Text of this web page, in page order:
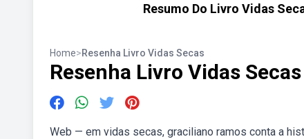
Resumo Do Livro Vidas
Home>Resenha Livro Vidas Secas
Resenha Livro Vidas Secas
Web — em vidas secas, graciliano ramos conta a